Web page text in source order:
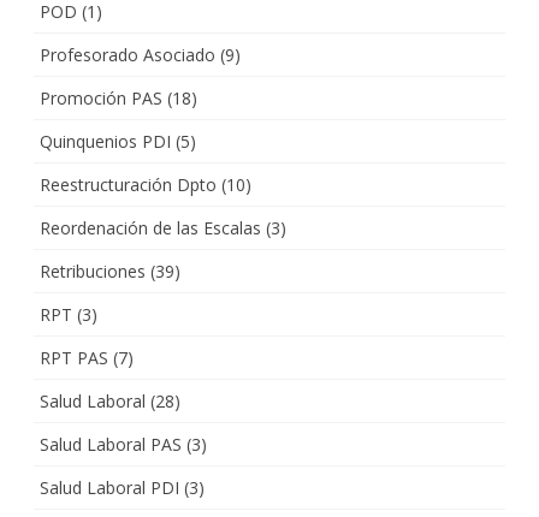
POD (1)
Profesorado Asociado (9)
Promoción PAS (18)
Quinquenios PDI (5)
Reestructuración Dpto (10)
Reordenación de las Escalas (3)
Retribuciones (39)
RPT (3)
RPT PAS (7)
Salud Laboral (28)
Salud Laboral PAS (3)
Salud Laboral PDI (3)